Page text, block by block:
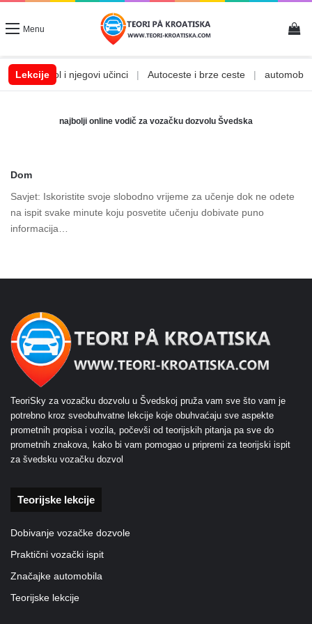
Menu
Lekcije
Alkohol i njegovi učinci Autoceste i brze ceste
najbolji online vodič za vozačku dozvolu Švedska
Dom
Savjet: Iskoristite svoje slobodno vrijeme za učenje dok ne odete
na ispit svake minute koju posvetite učenju dobivate puno
informacija…
TeoriSky za vozačku dozvolu u Švedskoj pruža vam sve što vam je
potrebno kroz sveobuhvatne lekcije koje obuhvaćaju sve aspekte
prometnih propisa i vozila, počevši od teorijskih pitanja pa sve do
prometnih znakova, kako bi vam pomogao u pripremi za teorijski ispit
za švedsku vozačku dozvol
Teorijske lekcije
Dobivanje vozačke dozvole
Praktični vozački ispit
Značajke automobila
Teorijske lekcije